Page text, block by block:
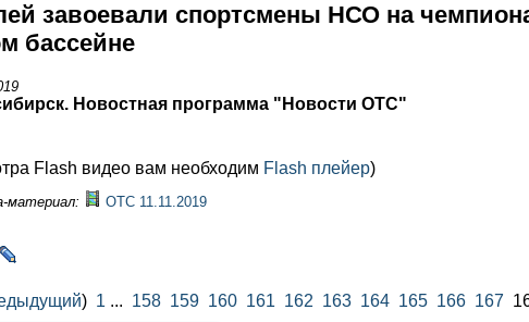
завоевали спортсмены НСО на
бассейне
Новостная программа "Новости ОТС"
Flash видео вам необходим Flash плейер)
материал: ОТС 11.11.2019
) 1 ... 158 159 160 161 162 163 164 165 166 167